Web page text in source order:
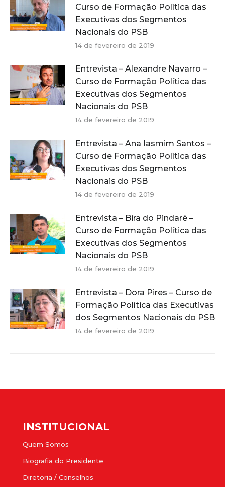
Curso de Formação Política das
Executivas dos Segmentos
Nacionais do PSB
14 de fevereiro de 2019
Entrevista – Alexandre Navarro –
Curso de Formação Política das
Executivas dos Segmentos
Nacionais do PSB
14 de fevereiro de 2019
Entrevista – Ana Iasmim Santos –
Curso de Formação Política das
Executivas dos Segmentos
Nacionais do PSB
14 de fevereiro de 2019
Entrevista – Bira do Pindaré –
Curso de Formação Política das
Executivas dos Segmentos
Nacionais do PSB
14 de fevereiro de 2019
Entrevista – Dora Pires – Curso de
Formação Política das Executivas
dos Segmentos Nacionais do PSB
14 de fevereiro de 2019
INSTITUCIONAL
Quem Somos
Biografia do Presidente
Diretoria / Conselhos